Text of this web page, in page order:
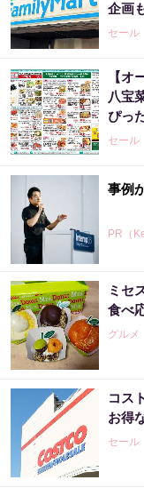
企画
セール
【オ
八宝
ぴっ
セール
事例
PR（
宝く
PR（
【宝
へ】
PR（
ミセ
食べ
グルメ
コス
お得
セール